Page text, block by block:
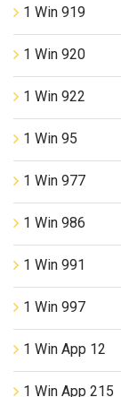
1 Win 919
1 Win 920
1 Win 922
1 Win 95
1 Win 977
1 Win 986
1 Win 991
1 Win 997
1 Win App 12
1 Win App 215